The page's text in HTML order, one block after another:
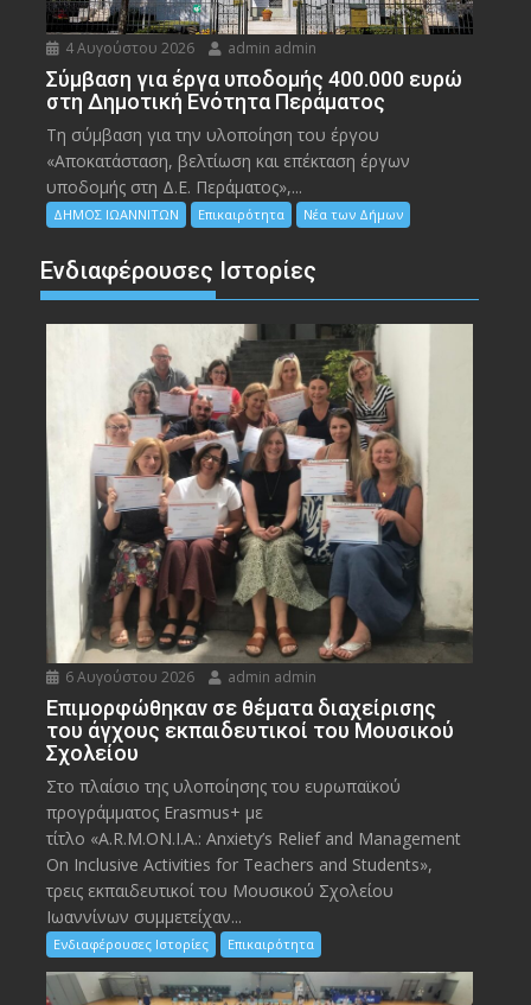
4 Αυγούστου 2026 admin admin
Σύμβαση για έργα υποδομής 400.000 ευρώ
στη Δημοτική Ενότητα Περάματος
Τη σύμβαση για την υλοποίηση του έργου
«Αποκατάσταση, βελτίωση και επέκταση έργων
υποδομής στη Δ.Ε. Περάματος»,...
ΔΗΜΟΣ ΙΩΑΝΝΙΤΩΝ Επικαιρότητα Νέα των Δήμων
Ενδιαφέρουσες Ιστορίες
6 Αυγούστου 2026 admin admin
Eπιμορφώθηκαν σε θέματα διαχείρισης
του άγχους εκπαιδευτικοί του Μουσικού
Σχολείου
Στο πλαίσιο της υλοποίησης του ευρωπαϊκού
προγράμματος Erasmus+ με
τίτλο «A.R.M.ON.I.A.: Anxiety’s Relief and Management
On Inclusive Activities for Teachers and Students»,
τρεις εκπαιδευτικοί του Μουσικού Σχολείου
Ιωαννίνων συμμετείχαν...
Ενδιαφέρουσες Ιστορίες Επικαιρότητα